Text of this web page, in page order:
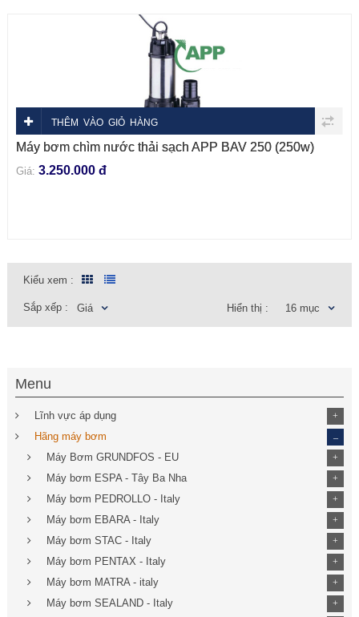
THÊM VÀO GIỎ HÀNG
Máy bơm chìm nước thải sạch APP BAV 250 (250w)
Giá: 3.250.000 đ
Kiểu xem :
Hiển thị : 16 mục
Sắp xếp : Giá
Menu
Lĩnh vực áp dụng +
Hãng máy bơm
Máy Bơm GRUNDFOS - EU +
Máy bơm ESPA - Tây Ba Nha +
Máy bơm PEDROLLO - Italy +
Máy bơm EBARA - Italy +
Máy bơm STAC - Italy +
Máy bơm PENTAX - Italy +
Máy bơm MATRA - italy +
Máy bơm SEALAND - Italy +